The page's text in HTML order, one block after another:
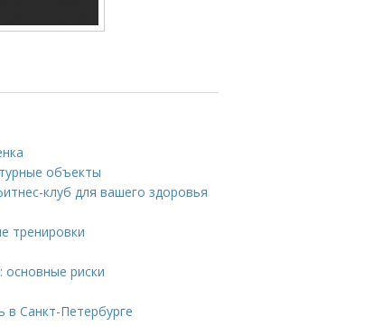
объекты
клуб для вашего здоровья
тренировки
основные риски
в Санкт-Петербурге